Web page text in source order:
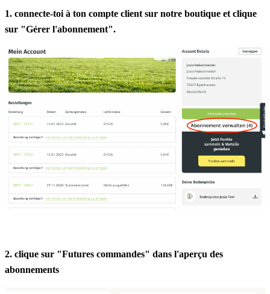
1. connecte-toi à ton compte client sur notre boutique et clique
sur "Gérer l'abonnement".
2. clique sur "Futures commandes" dans l'aperçu des
abonnements